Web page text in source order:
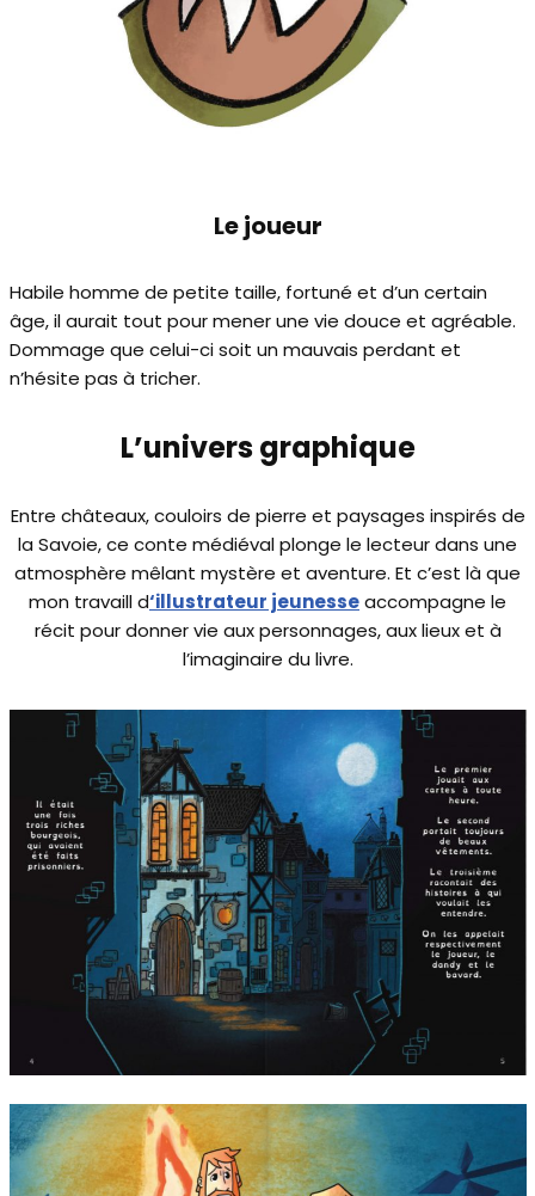
Le joueur
Habile homme de petite taille, fortuné et d’un certain
âge, il aurait tout pour mener une vie douce et agréable.
Dommage que celui-ci soit un mauvais perdant et
n’hésite pas à tricher.
L’univers graphique
Entre châteaux, couloirs de pierre et paysages inspirés de
la Savoie, ce conte médiéval plonge le lecteur dans une
atmosphère mêlant mystère et aventure. Et c’est là que
mon travaill d‘illustrateur jeunesseaccompagne le
récit pour donner vie aux personnages, aux lieux et à
l’imaginaire du livre.